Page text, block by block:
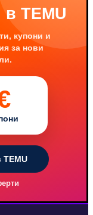
в TEMU
купони и
за нови
TEMU